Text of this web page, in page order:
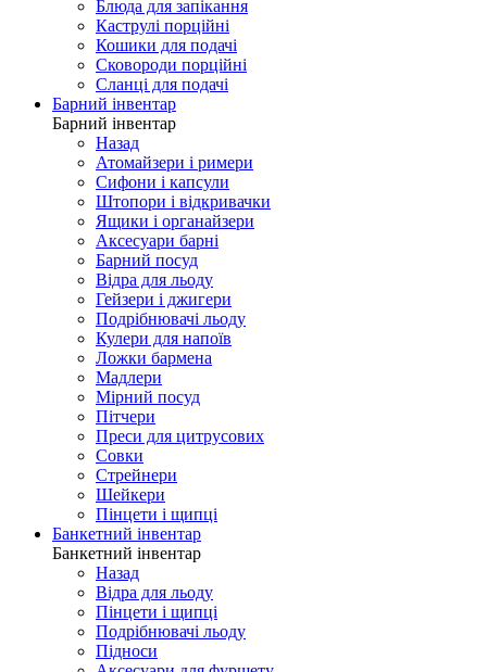
Блюда для запікання
Каструлі порційні
Кошики для подачі
Сковороди порційні
Сланці для подачі
Барний інвентар
Барний інвентар
Назад
Атомайзери і римери
Сифони і капсули
Штопори і відкривачки
Ящики і органайзери
Аксесуари барні
Барний посуд
Відра для льоду
Гейзери і джигери
Подрібнювачі льоду
Кулери для напоїв
Ложки бармена
Мадлери
Мірний посуд
Пітчери
Преси для цитрусових
Совки
Стрейнери
Шейкери
Пінцети і щипці
Банкетний інвентар
Банкетний інвентар
Назад
Відра для льоду
Пінцети і щипці
Подрібнювачі льоду
Підноси